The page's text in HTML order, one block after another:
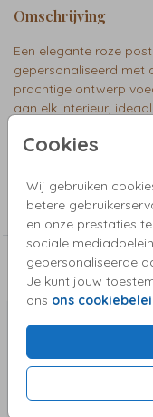
Cookies
Wij gebruiken
betere
en onze prestaties
sociale
gepersonaliseerde
Je kunt jouw
ons ons
Omschrijving
Een elegante roze
gepersonaliseerd met
prachtige ontwerp
aan elk interieur,
Alle posters
Deze kaartjes